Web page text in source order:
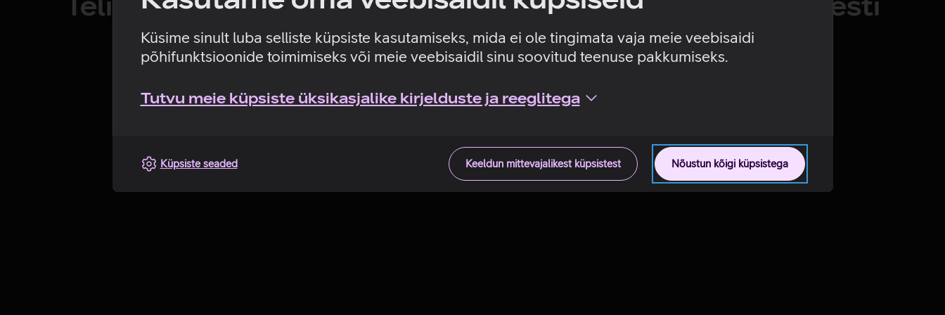
Küsime sinult luba selliste küpsiste kasutamiseks, mida ei ole tingimata vaja meie veebisaidi
põhifunktsioonide toimimiseks või meie veebisaidil sinu soovitud teenuse pakkumiseks.
Tutvu meie küpsiste üksikasjalike kirjelduste ja reeglitega
Nõustun kõigi küpsistega
Keeldun mittevajalikest küpsistest
Küpsiste seaded